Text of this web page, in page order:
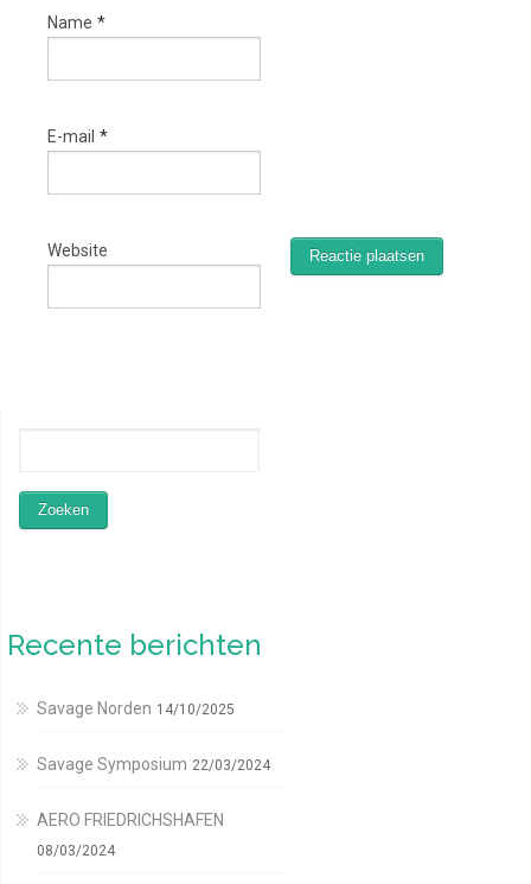
Name *
E-mail *
Website
Recente berichten
Savage Norden 14/10/2025
Savage Symposium 22/03/2024
AERO FRIEDRICHSHAFEN
08/03/2024